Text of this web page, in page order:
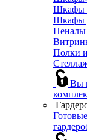
Шкафы
Шкафы
Пеналы
Полки
Вы